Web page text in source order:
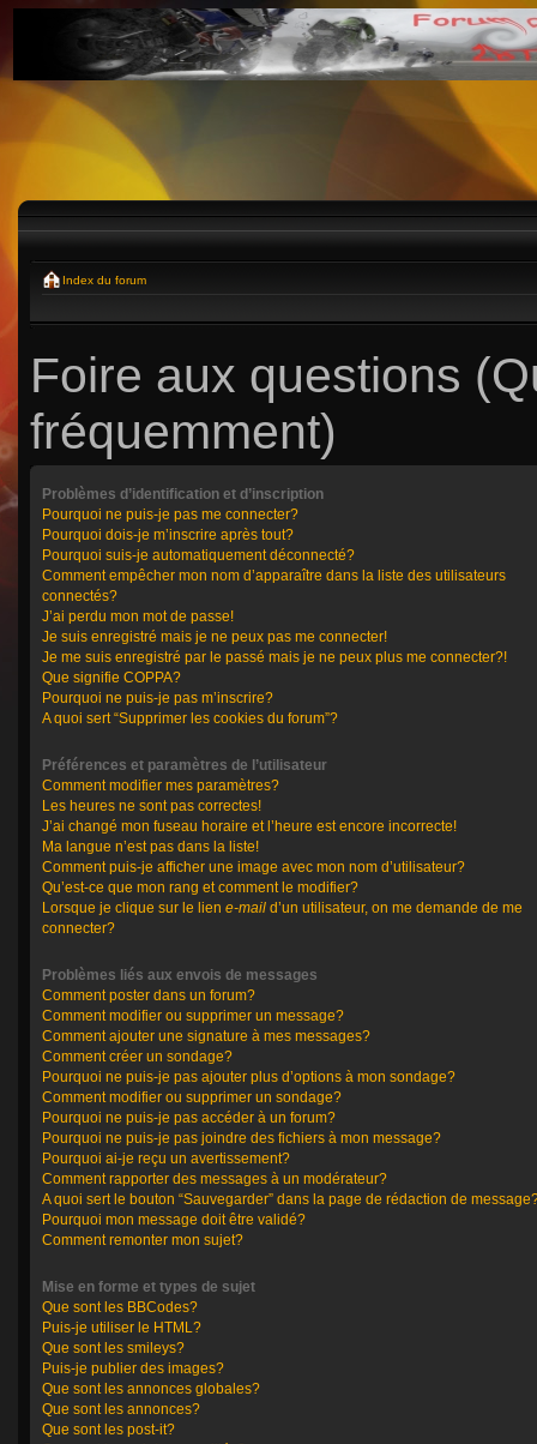
Index du forum
Foire aux questions
fréquemment)
Problèmes d’identification et d’inscription
Pourquoi ne puis-je pas me connecter?
Pourquoi dois-je m’inscrire après tout?
Pourquoi suis-je automatiquement déconnecté?
Comment empêcher mon nom d’apparaître dans la liste des utilisateurs
connectés?
J’ai perdu mon mot de passe!
Je suis enregistré mais je ne peux pas me connecter!
Je me suis enregistré par le passé mais je ne peux plus me connecter?!
Que signifie COPPA?
Pourquoi ne puis-je pas m’inscrire?
A quoi sert “Supprimer les cookies du forum”?
Préférences et paramètres de l’utilisateur
Comment modifier mes paramètres?
Les heures ne sont pas correctes!
J’ai changé mon fuseau horaire et l’heure est encore incorrecte!
Ma langue n’est pas dans la liste!
Comment puis-je afficher une image avec mon nom d’utilisateur?
Qu’est-ce que mon rang et comment le modifier?
Lorsque je clique sur le lien e-mail d’un utilisateur, on me demande de me
connecter?
Problèmes liés aux envois de messages
Comment poster dans un forum?
Comment modifier ou supprimer un message?
Comment ajouter une signature à mes messages?
Comment créer un sondage?
Pourquoi ne puis-je pas ajouter plus d’options à mon sondage?
Comment modifier ou supprimer un sondage?
Pourquoi ne puis-je pas accéder à un forum?
Pourquoi ne puis-je pas joindre des fichiers à mon message?
Pourquoi ai-je reçu un avertissement?
Comment rapporter des messages à un modérateur?
A quoi sert le bouton “Sauvegarder” dans la page de rédaction de
Pourquoi mon message doit être validé?
Comment remonter mon sujet?
Mise en forme et types de sujet
Que sont les BBCodes?
Puis-je utiliser le HTML?
Que sont les smileys?
Puis-je publier des images?
Que sont les annonces globales?
Que sont les annonces?
Que sont les post-it?